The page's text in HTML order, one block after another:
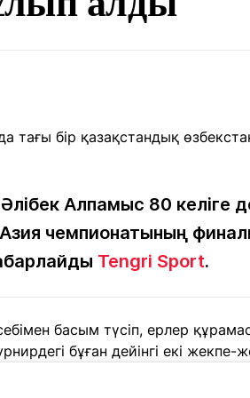
Мақалалар
Алпамыс 80 келіге
Азия чемпионатының
Tengri Sport.
басым түсіп, ерлер
бұған дейінгі екі жекпе-